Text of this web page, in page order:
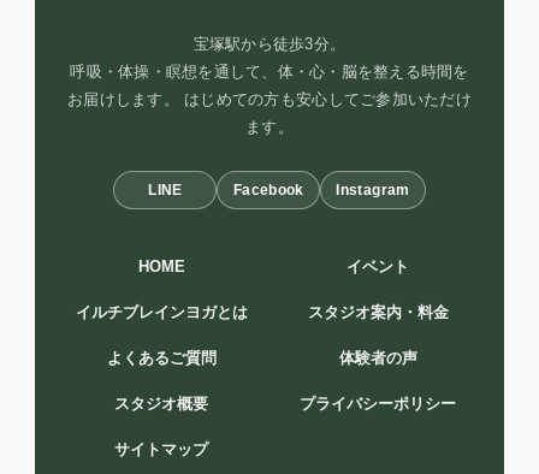
宝塚駅から徒歩3分。
呼吸・体操・瞑想を通して、体・心・脳を整える時間を
お届けします。 はじめての方も安心してご参加いただけ
ます。
LINE Facebook Instagram
HOME イベント
イルチブレインヨガとは スタジオ案内・料金
よくあるご質問 体験者の声
スタジオ概要 プライバシーポリシー
サイトマップ